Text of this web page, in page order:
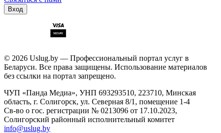
Вход
© 2026 Uslug.by — Профессиональный портал услуг в
Беларуси. Все права защищены. Использование материалов
без ссылки на портал запрещено.
ЧУП «Панда Медиа», УНП 693293510, 223710, Минская
область, г. Солигорск, ул. Северная 8/1, помещение 1-4
Св-во о гос. регистрации № 0213096 от 17.10.2023,
Солигорский районный исполнительный комитет
info@uslug.by